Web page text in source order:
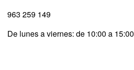
963 259 149
De lunes a viernes: de 10:00 a 15:00